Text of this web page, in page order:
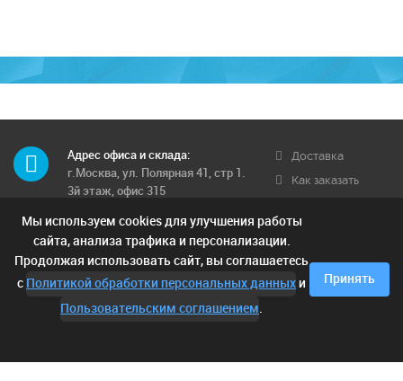
Адрес офиса и склада:
г.Москва, ул. Полярная 41, стр 1.
3й этаж, офис 315
Телефон многоканальный:
8 (495) 662-71-12
8 (925) 249-00-15; 8 (903) 682-42-
05;
Доставка
Как заказать
Условия
доставки
Отзывы
Мы используем cookies для улучшения работы
сайта, анализа трафика и персонализации.
Продолжая использовать сайт, вы соглашаетесь
с Политикой обработки персональных данныхи
Пользовательским соглашением.
Принять